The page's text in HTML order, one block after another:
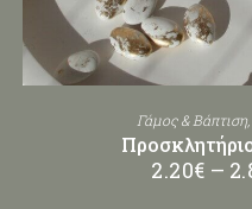
Γάμος & Βάπτιση,
2.20€ –